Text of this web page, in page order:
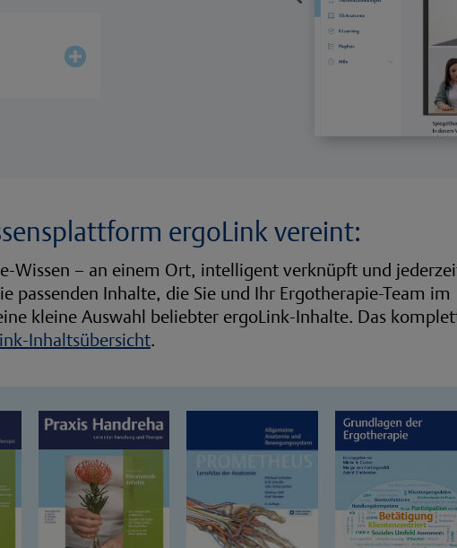
ergoLink vereint:
Wissen – an einem Ort, intelligent verknüpft und
passenden Inhalte, die Sie und Ihr Ergotherapie-Team im
kleine Auswahl beliebter ergoLink-Inhalte. Das
Inhaltsübersicht